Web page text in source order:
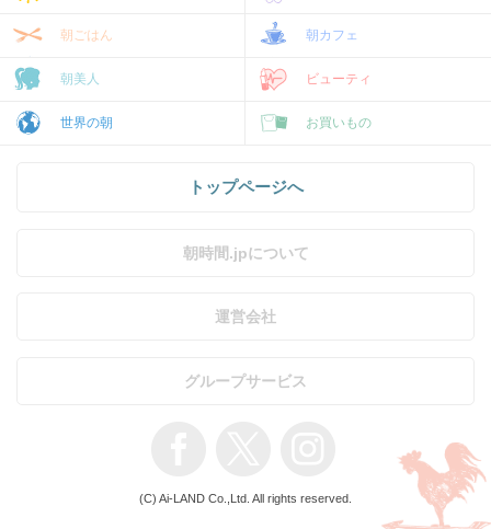
朝ごはん 朝カフェ
朝美人 ビューティ
世界の朝 お買いもの
トップページへ
朝時間.jpについて
運営会社
グループサービス
(C) Ai-LAND Co.,Ltd. All rights reserved.